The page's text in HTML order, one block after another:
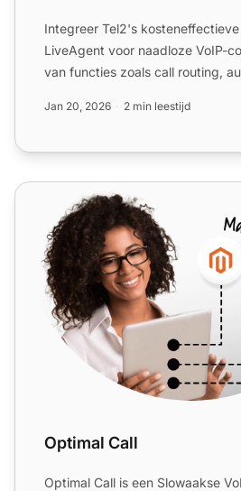
Integreer Tel2's
LiveAgent voor naadloze VoIP-
van functies zoals call routing,
Jan 20, 2026 2 min leestijd
Optimal Call
Optimal Call
Optimal Call is een Slowaakse